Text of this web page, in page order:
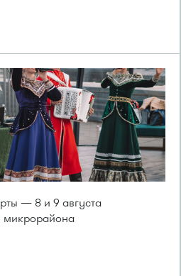
— 8 и 9 августа
микрорайона